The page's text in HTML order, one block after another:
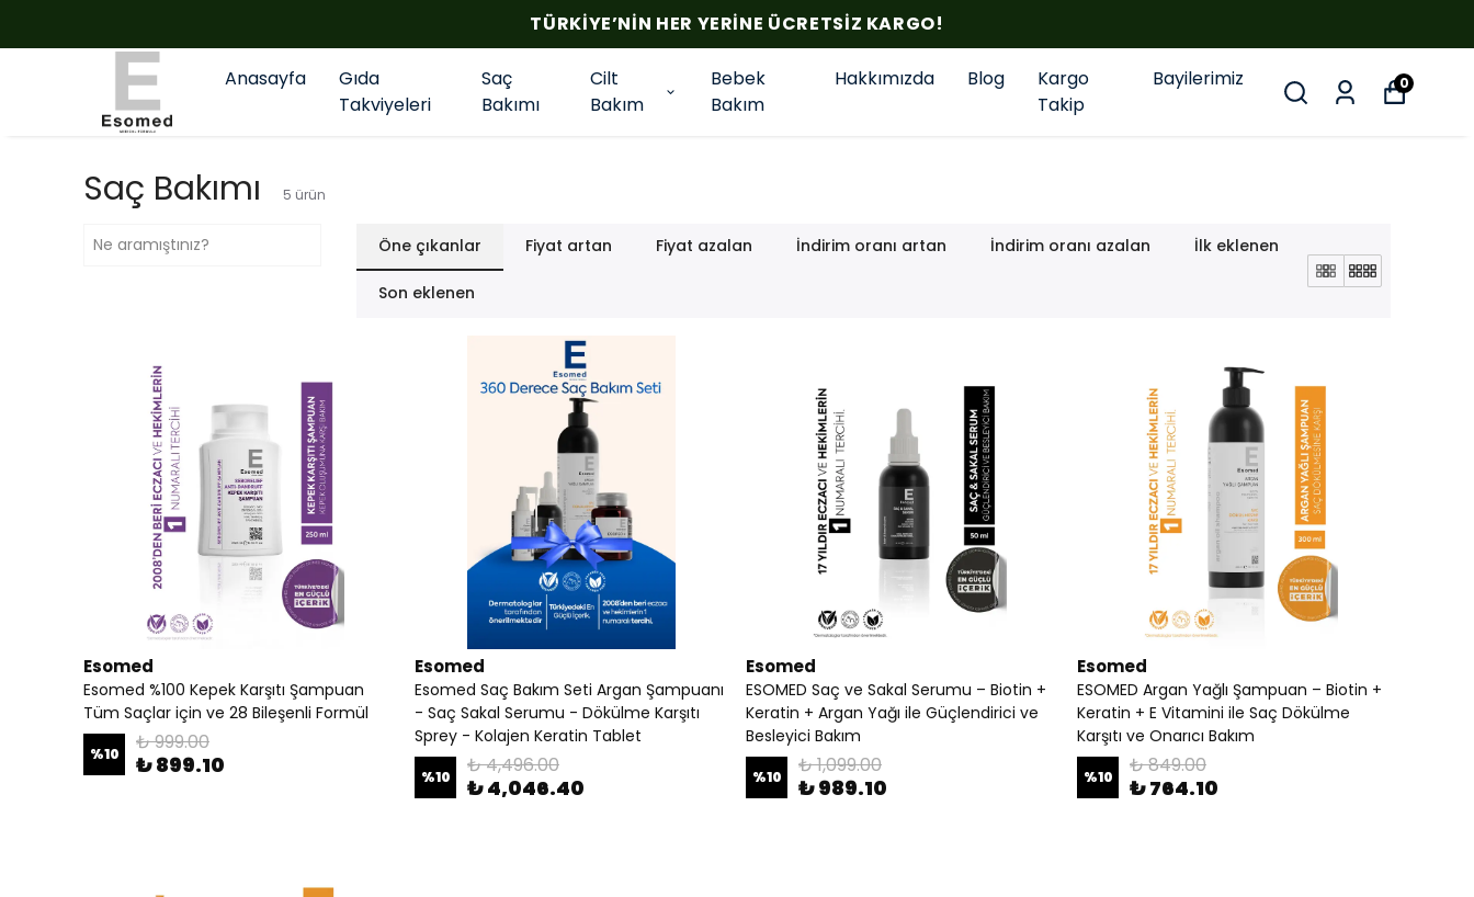
TÜRKIYE’NIN HER YERINE ÜCRETSIZ KARGO!
Anasayfa
Gıda
Takviyeleri
Saç
Bakımı
Cilt
Bakım
Bebek
Bakım
Hakkımızda Blog
Kargo
Takip
Bayilerimiz 0
Saç Bakımı 5 ürün
Öne çıkanlar Fiyat artan Fiyat azalan İndirim oranı artan İndirim oranı azalan İlk eklenen
Son eklenen
Esomed
Esomed %100 Kepek Karşıtı Şampuan
Tüm Saçlar için ve 28 Bileşenli Formül
%10 ₺ 999.00
₺ 899.10
Esomed
Esomed Saç Bakım Seti Argan Şampuanı
- Saç Sakal Serumu - Dökülme Karşıtı
Sprey - Kolajen Keratin Tablet
%10 ₺ 4,496.00
₺ 4,046.40
Esomed
ESOMED Saç ve Sakal Serumu – Biotin +
Keratin + Argan Yağı ile Güçlendirici ve
Besleyici Bakım
%10 ₺ 1,099.00
₺ 989.10
Esomed
ESOMED Argan Yağlı Şampuan – Biotin +
Keratin + E Vitamini ile Saç Dökülme
Karşıtı ve Onarıcı Bakım
%10 ₺ 849.00
₺ 764.10